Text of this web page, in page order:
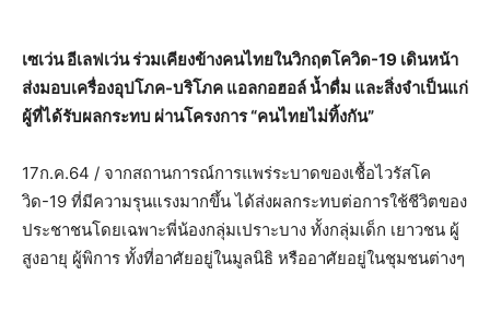
เซเว่น อีเลฟเว่น ร่วมเคียงข้างคนไทยในวิกฤตโควิด-19 เดินหน้า
ส่งมอบเครื่องอุปโภค-บริโภค แอลกอฮอล์ น้ำดื่ม และสิ่งจำเป็นแก่
ผู้ที่ได้รับผลกระทบ ผ่านโครงการ “คนไทยไม่ทิ้งกัน”
17ก.ค.64 / จากสถานการณ์การแพร่ระบาดของเชื้อไวรัสโค
วิด-19 ที่มีความรุนแรงมากขึ้น ได้ส่งผลกระทบต่อการใช้ชีวิตของ
ประชาชนโดยเฉพาะพี่น้องกลุ่มเปราะบาง ทั้งกลุ่มเด็ก เยาวชน ผู้
สูงอายุ ผู้พิการ ทั้งที่อาศัยอยู่ในมูลนิธิ หรืออาศัยอยู่ในชุมชนต่างๆ